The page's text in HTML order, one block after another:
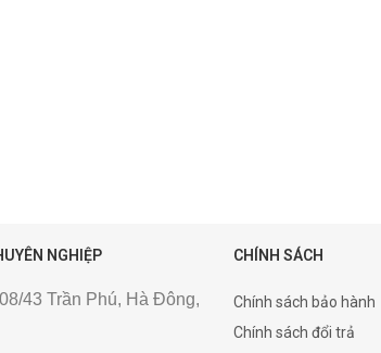
NGHIỆP
43 Trần Phú, Hà Đông,
CHÍNH SÁCH
Chính sách bảo hành
Chính sách đổi trả